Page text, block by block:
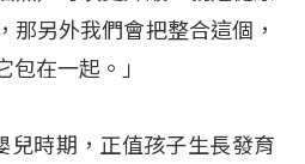
那另外我們會把整合這個，
在一起。」
兒時期，正值孩子生長發育